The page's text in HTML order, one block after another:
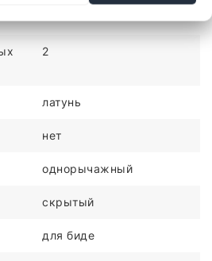
2
латунь
нет
однорычажный
скрытый
для биде